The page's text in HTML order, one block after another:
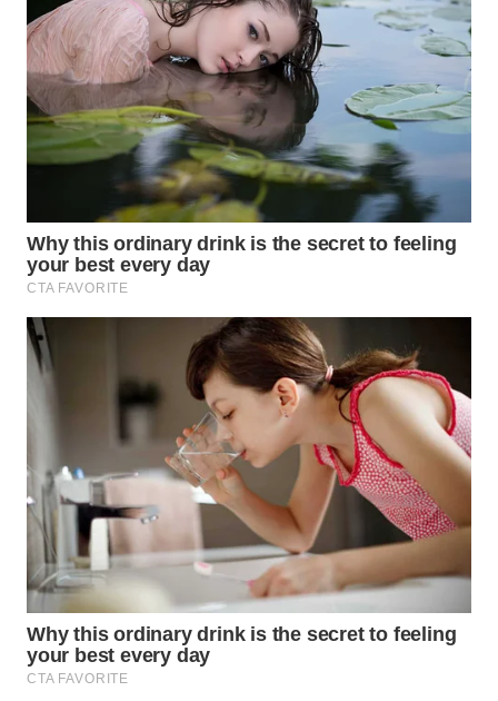
WN
KARO
WN
SIMALUNGUN
LABUHANBATU
WN
TAPANULI
WN
TEBING
TINGGI
WN
PAKPAK
WN
KARAWANG